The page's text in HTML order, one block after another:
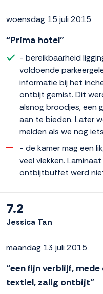
woensdag 15 juli 2015
“Prima hotel”
- bereikbaarheid
voldoende
informatie bij het
ontbijt gemist. Dit
alsnog broodjes, een
aan te bieden. Later
melden als we nog
- de kamer mag een
veel vlekken.
ontbijtbuffet werd
7.2
Jessica Tan
maandag 13 juli 2015
“een fijn verblijf,
textiel, zalig ontbijt”